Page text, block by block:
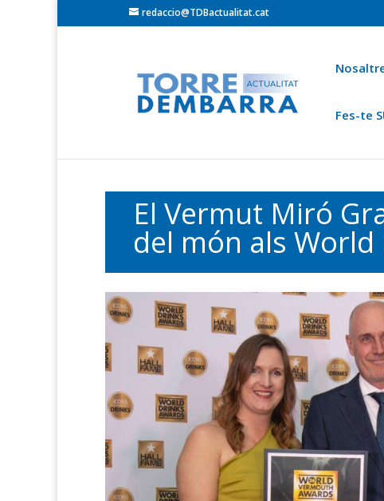
redaccio@TDBactualitat.cat
Fes-te
Crònica
El Vermut Miró
del món als